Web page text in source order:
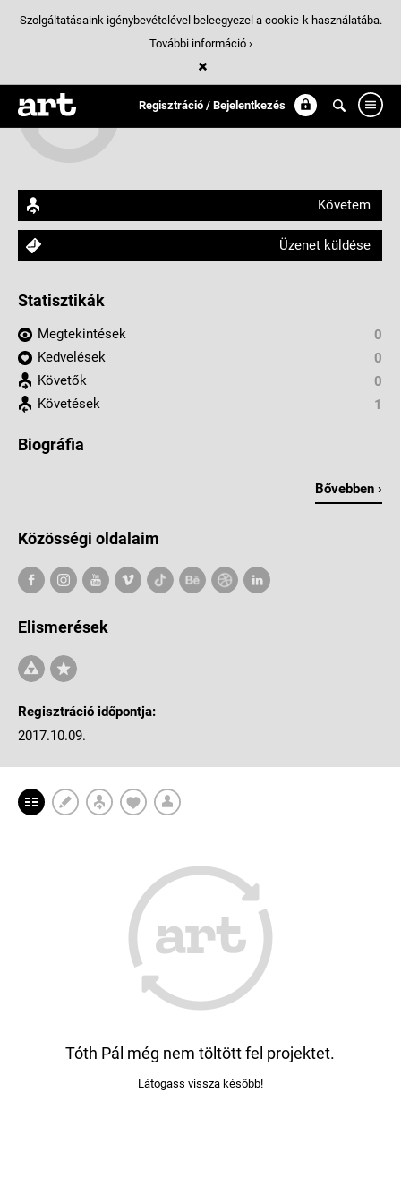
Regisztráció / Bejelentkezés
Tóth Pál
arthungry.com/toth.pal
Követem
Üzenet küldése
Statisztikák
Megtekintések
0
Kedvelések
0
Követők
0
Követések
1
Biográfia
Bővebben ›
Közösségi oldalaim
Elismerések
Regisztráció időpontja:
2017.10.09.
Tóth Pál még nem töltött fel projektet.
Látogass vissza később!
Szolgáltatásaink igénybevételével beleegyezel a cookie-k használatába.
További információ ›